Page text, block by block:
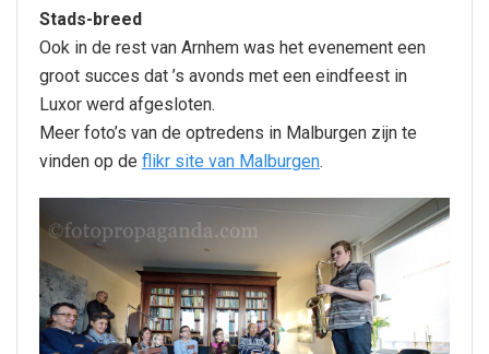
Stads-breed
Ook in de rest van Arnhem was het evenement een
groot succes dat ’s avonds met een eindfeest in
Luxor werd afgesloten.
Meer foto’s van de optredens in Malburgen zijn te
vinden op de flikr site van Malburgen.